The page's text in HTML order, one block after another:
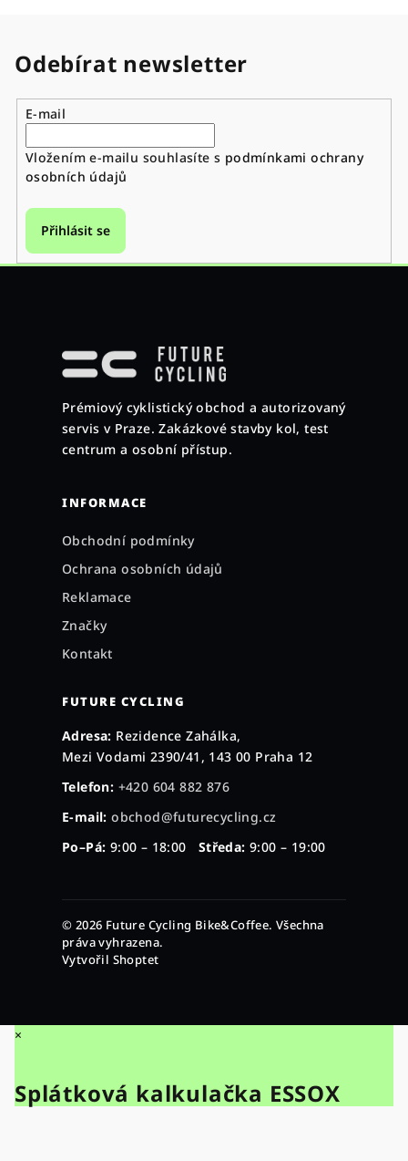
Odebírat newsletter
E-mail
Vložením e-mailu souhlasíte s podmínkami ochrany
osobních údajů
Přihlásit se
Prémiový cyklistický obchod a autorizovaný
servis v Praze. Zakázkové stavby kol, test
centrum a osobní přístup.
INFORMACE
Obchodní podmínky
Ochrana osobních údajů
Reklamace
Značky
Kontakt
FUTURE CYCLING
Adresa: Rezidence Zahálka,
Mezi Vodami 2390/41, 143 00 Praha 12
Telefon: +420 604 882 876
E-mail: obchod@futurecycling.cz
Po–Pá: 9:00 – 18:00 Středa: 9:00 – 19:00
© 2026 Future Cycling Bike&Coffee. Všechna
práva vyhrazena.
Vytvořil Shoptet
×
Splátková kalkulačka ESSOX